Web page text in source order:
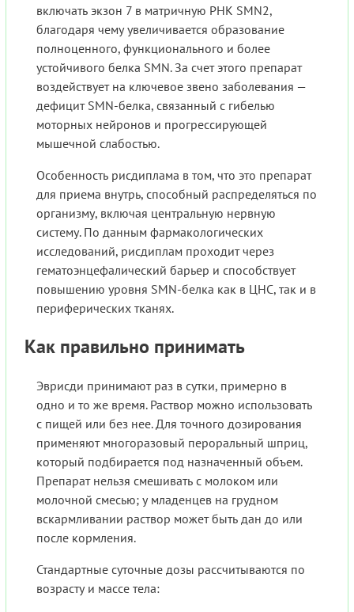
включать экзон 7 в матричную РНК SMN2,
благодаря чему увеличивается образование
полноценного, функционального и более
устойчивого белка SMN. За счет этого препарат
воздействует на ключевое звено заболевания —
дефицит SMN-белка, связанный с гибелью
моторных нейронов и прогрессирующей
мышечной слабостью.
Особенность рисдиплама в том, что это препарат
для приема внутрь, способный распределяться по
организму, включая центральную нервную
систему. По данным фармакологических
исследований, рисдиплам проходит через
гематоэнцефалический барьер и способствует
повышению уровня SMN-белка как в ЦНС, так и в
периферических тканях.
Как правильно принимать
Эврисди принимают раз в сутки, примерно в
одно и то же время. Раствор можно использовать
с пищей или без нее. Для точного дозирования
применяют многоразовый пероральный шприц,
который подбирается под назначенный объем.
Препарат нельзя смешивать с молоком или
молочной смесью; у младенцев на грудном
вскармливании раствор может быть дан до или
после кормления.
Стандартные суточные дозы рассчитываются по
возрасту и массе тела: